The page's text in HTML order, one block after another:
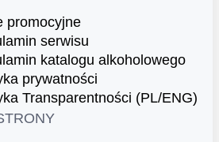
promocyjne
serwisu
katalogu alkoholowego
prywatności
Transparentności (PL/ENG)